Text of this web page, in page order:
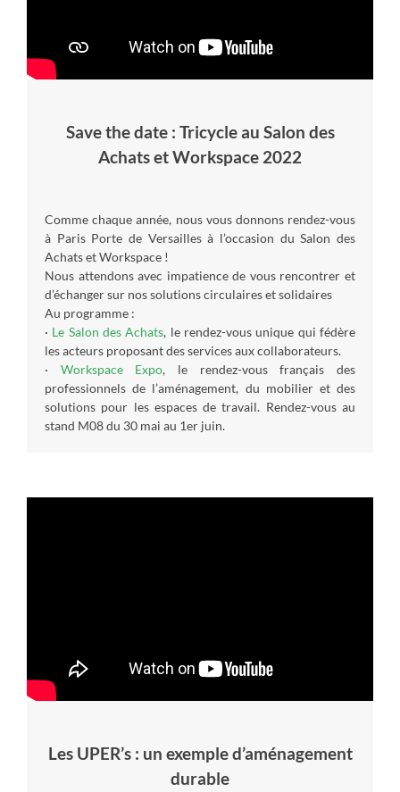
Save the date : Tricycle au Salon des
Achats et Workspace 2022
Comme chaque année, nous vous donnons rendez-vous
à Paris Porte de Versailles à l’occasion du Salon des
Achats et Workspace !
Nous attendons avec impatience de vous rencontrer et
d’échanger sur nos solutions circulaires et solidaires
Au programme :
· Le Salon des Achats, le rendez-vous unique qui fédère
les acteurs proposant des services aux collaborateurs.
· Workspace Expo, le rendez-vous français des
professionnels de l’aménagement, du mobilier et des
solutions pour les espaces de travail. Rendez-vous au
stand M08 du 30 mai au 1er juin.
Les UPER’s : un exemple d’aménagement
durable